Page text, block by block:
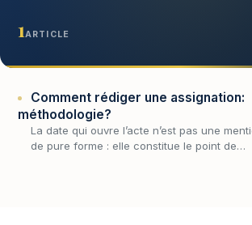
1 ARTICLE
Comment rédiger une assignation:
méthodologie?
La date qui ouvre l’acte n’est pas une
de pure forme : elle constitue le point de